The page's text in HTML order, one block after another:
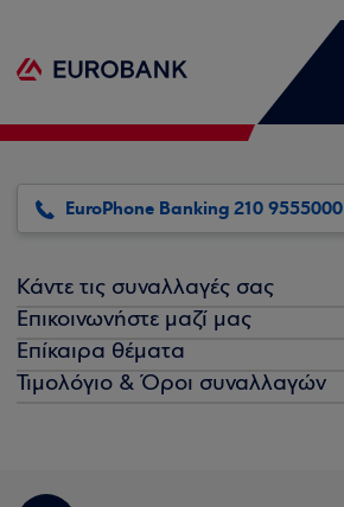
EuroPhone Banking 210 9555000
Κάντε τις συναλλαγές σας
Επικοινωνήστε μαζί μας
Επίκαιρα θέματα
Τιμολόγιο & Όροι συναλλαγών